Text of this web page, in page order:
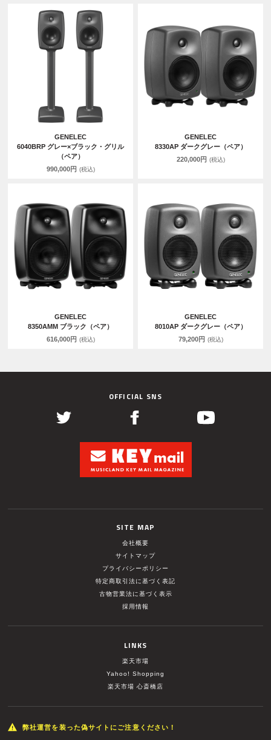
GENELEC
6040BRP グレー×ブラック・グリル
（ペア）
990,000円 (税込)
GENELEC
8330AP ダークグレー（ペア）
220,000円 (税込)
GENELEC
8350AMM ブラック（ペア）
616,000円 (税込)
GENELEC
8010AP ダークグレー（ペア）
79,200円 (税込)
OFFICIAL SNS
SITE MAP
会社概要
サイトマップ
プライバシーポリシー
特定商取引法に基づく表記
古物営業法に基づく表示
採用情報
LINKS
楽天市場
Yahoo! Shopping
楽天市場 心斎橋店
弊社運営を装った偽サイトにご注意ください！